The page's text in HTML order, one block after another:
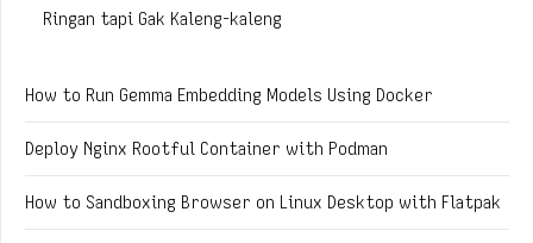
Ringan tapi Gak Kaleng-kaleng
How to Run Gemma Embedding Models Using Docker
Deploy Nginx Rootful Container with Podman
How to Sandboxing Browser on Linux Desktop with Flatpak